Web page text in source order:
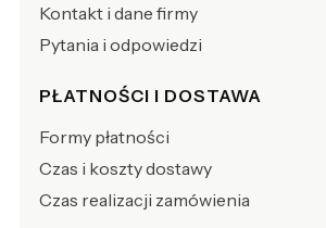
Kontakt i dane firmy
Pytania i odpowiedzi
PŁATNOŚCI I DOSTAWA
Formy płatności
Czas i koszty dostawy
Czas realizacji zamówienia